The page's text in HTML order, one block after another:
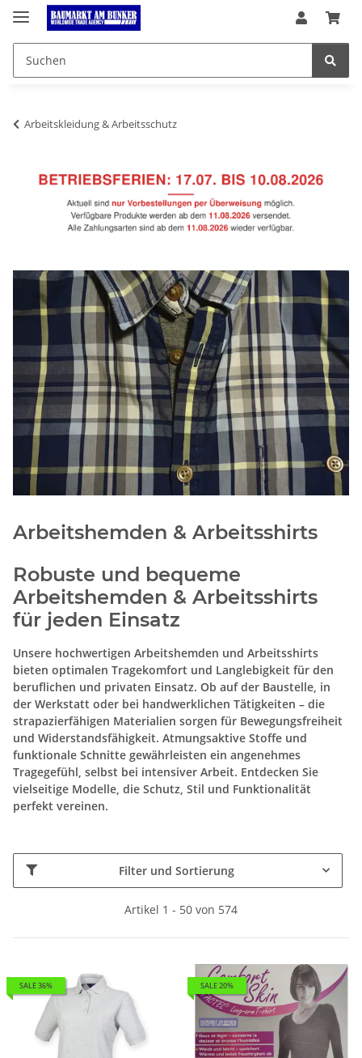
Arbeitskleidung & Arbeitsschutz
Arbeitshemden & Arbeitsshirts
Robuste und bequeme
Arbeitshemden & Arbeitsshirts
für jeden Einsatz
Unsere hochwertigen Arbeitshemden und Arbeitsshirts
bieten optimalen Tragekomfort und Langlebigkeit für den
beruflichen und privaten Einsatz. Ob auf der Baustelle, in
der Werkstatt oder bei handwerklichen Tätigkeiten – die
strapazierfähigen Materialien sorgen für Bewegungsfreiheit
und Widerstandsfähigkeit. Atmungsaktive Stoffe und
funktionale Schnitte gewährleisten ein angenehmes
Tragegefühl, selbst bei intensiver Arbeit. Entdecken Sie
vielseitige Modelle, die Schutz, Stil und Funktionalität
perfekt vereinen.
Filter und Sortierung
Artikel 1 - 50 von 574
SALE 36% SALE 20%